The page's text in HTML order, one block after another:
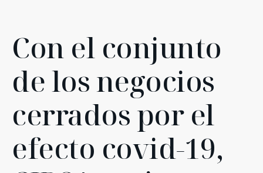
Con el conjunto
de los negocios
cerrados por el
efecto covid-19,